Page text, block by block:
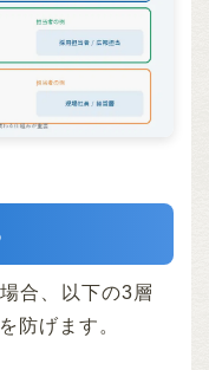
合、以下の3層
防げます。